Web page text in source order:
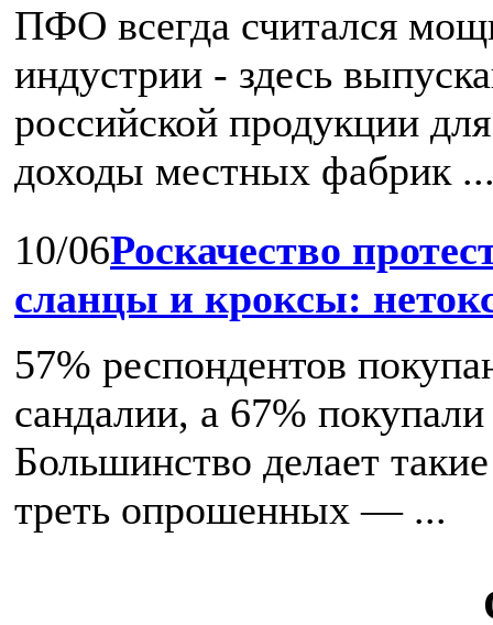
ПФО всегда считался
индустрии - здесь
российской продукции
доходы местных фабрик
10/06Роскачество
сланцы и кроксы:
57% респондентов
сандалии, а 67%
Большинство делает
треть опрошенных — ...